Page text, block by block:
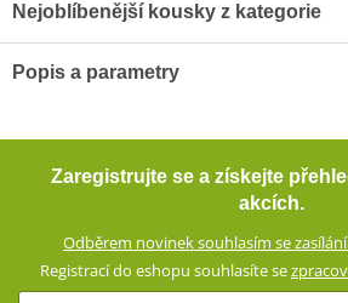
Nejoblíbenější kousky z kategorie
Popis a parametry
Krátké kožené rukavice s klasickým
jemné kozí kůže. Rukavice jsou velmi
Promyšlená konstrukce se zdvojenými
chrániči na kloubech rukou zajišťuje
Zaregistrujte se a získejte
akcích.
Odběrem novinek souhlasím se
Registrací do eshopu souhlasíte se